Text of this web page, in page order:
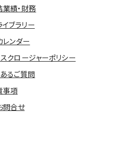
績・財務
ブラリー
レンダー
スクロージャーポリシー
あるご質問
事項
問合せ